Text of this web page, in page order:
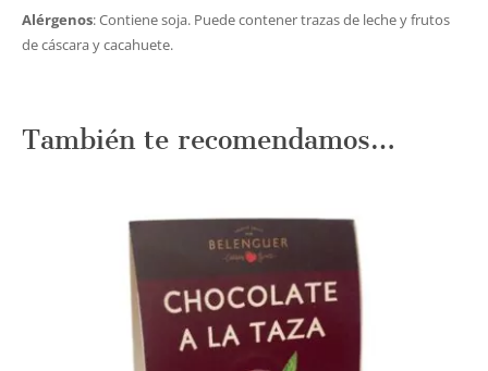
Alérgenos: Contiene soja. Puede contener trazas de leche y frutos
de cáscara y cacahuete.
También te recomendamos…